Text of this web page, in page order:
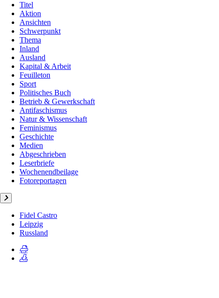
Titel
Aktion
Ansichten
Schwerpunkt
Thema
Inland
Ausland
Kapital & Arbeit
Feuilleton
Sport
Politisches Buch
Betrieb & Gewerkschaft
Antifaschismus
Natur & Wissenschaft
Feminismus
Geschichte
Medien
Abgeschrieben
Leserbriefe
Wochenendbeilage
Fotoreportagen
Fidel Castro
Leipzig
Russland